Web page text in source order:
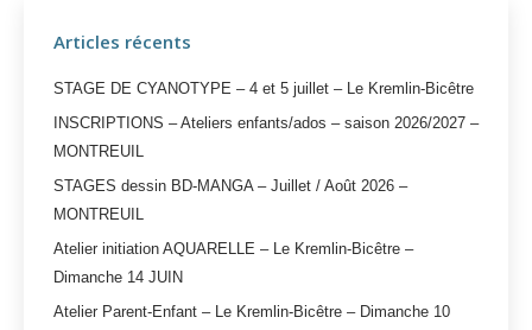
Articles récents
STAGE DE CYANOTYPE – 4 et 5 juillet – Le Kremlin-Bicêtre
INSCRIPTIONS – Ateliers enfants/ados – saison 2026/2027 –
MONTREUIL
STAGES dessin BD-MANGA – Juillet / Août 2026 –
MONTREUIL
Atelier initiation AQUARELLE – Le Kremlin-Bicêtre –
Dimanche 14 JUIN
Atelier Parent-Enfant – Le Kremlin-Bicêtre – Dimanche 10